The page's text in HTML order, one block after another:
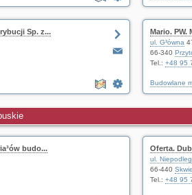
Sp. z... Mario. PW.
ul. G³ówna
66-340
Tel.: +48 95
Budowlane
budo... Oferta.
ul.
66-440
Tel.: +48 95